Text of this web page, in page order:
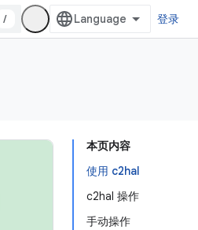
/ 登录
本页内容
使用 c2hal
c2hal 操作
手动操作